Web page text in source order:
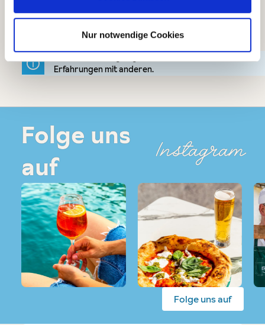
Nur notwendige Cookies
Bewertungen nur in der aktuellen Sprache anzeigen.
Erfahrungen mit anderen.
Folge uns
auf
Instagram
Folge uns auf